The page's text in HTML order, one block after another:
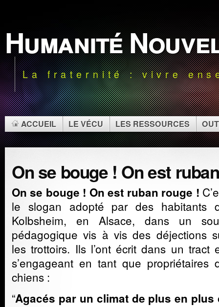
Humanité
La fraternité : vivre
ACCUEIL LE VÉCU LES RESSOURCES
On se bouge ! On est
On se bouge ! On est ruban rouge !
le slogan adopté par des habitants
Kolbsheim, en Alsace, dans un
pédagogique vis à vis des déjections
les trottoirs. Ils l’ont écrit dans un tract
s’engageant en tant que propriétaires
chiens :
“Agacés par un climat de plus en